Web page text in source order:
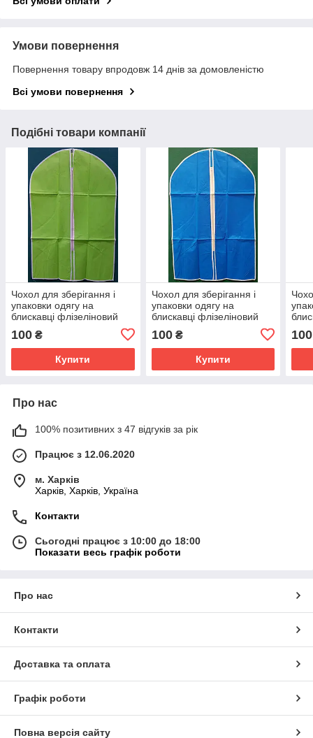
Умови повернення
Повернення товару впродовж 14 днів за домовленістю
Всі умови повернення
Подібні товари компанії
Чохол для зберігання і
упаковки одягу на
блискавці флізеліновий
Розмір 60 см*137 см.
100 ₴
Купити
Чохол для зберігання і
упаковки одягу на
блискавці флізеліновий
Розмір 60 см*137 см.
100₴
Купити
100
Про нас
100% позитивних з 47 відгуків за рік
Працює з 12.06.2020
м. Харків
Харків, Харків, Україна
Контакти
Сьогодні працює з 10:00 до 18:00
Показати весь графік роботи
Про нас
Контакти
Доставка та оплата
Графік роботи
Повна версія сайту